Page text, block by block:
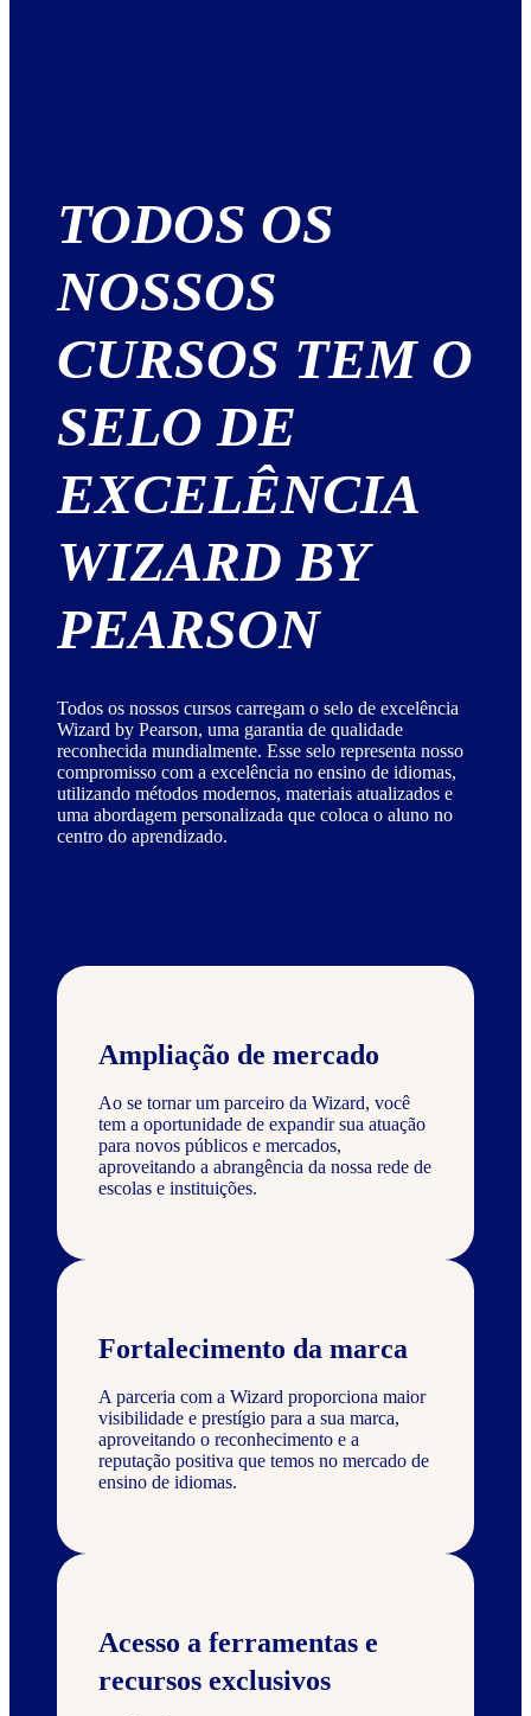
TODOS OS
NOSSOS
CURSOS TEM O
SELO DE
EXCELÊNCIA
WIZARD BY
PEARSON
Todos os nossos cursos carregam o selo de excelência
Wizard by Pearson, uma garantia de qualidade
reconhecida mundialmente. Esse selo representa nosso
compromisso com a excelência no ensino de idiomas,
utilizando métodos modernos, materiais atualizados e
uma abordagem personalizada que coloca o aluno no
centro do aprendizado.
Ampliação de mercado
Ao se tornar um parceiro da Wizard, você
tem a oportunidade de expandir sua atuação
para novos públicos e mercados,
aproveitando a abrangência da nossa rede de
escolas e instituições.
Fortalecimento da marca
A parceria com a Wizard proporciona maior
visibilidade e prestígio para a sua marca,
aproveitando o reconhecimento e a
reputação positiva que temos no mercado de
ensino de idiomas.
Acesso a ferramentas e
recursos exclusivos